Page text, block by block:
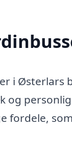
i
og
fordele,